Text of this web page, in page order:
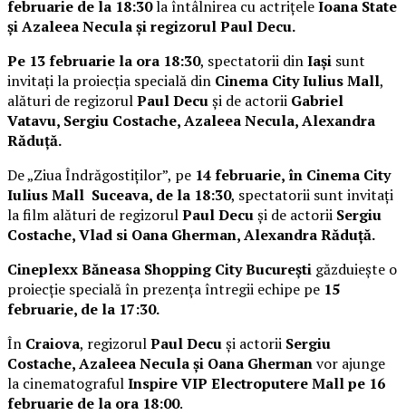
februarie de la 18:30la întâlnirea cu actrițeleIoana State
și Azaleea Necula și regizorul Paul Decu.
Pe 13 februarie la ora 18:30, spectatorii dinIași sunt
invitați la proiecția specială din Cinema City Iulius Mall,
alături de regizorulPaul Decuși de actorii Gabriel
Vatavu, Sergiu Costache, Azaleea Necula, Alexandra
Răduță.
De „Ziua Îndrăgostiților”, pe 14 februarie, în Cinema City
Iulius Mall Suceava, de la 18:30, spectatorii sunt invitați
la film alături de regizorulPaul Decuși de actorii Sergiu
Costache, Vlad si Oana Gherman, Alexandra Răduță.
Cineplexx Băneasa Shopping City București găzduiește o
proiecție specială în prezența întregii echipe pe 15
februarie, de la 17:30.
În Craiova, regizorulPaul Decuși actorii Sergiu
Costache, Azaleea Necula și Oana Ghermanvor ajunge
la cinematografulInspire VIP Electroputere Mall pe 16
februarie de la ora 18:00.